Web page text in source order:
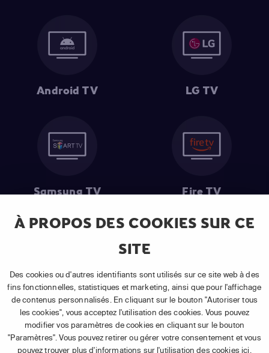
À PROPOS DES COOKIES SUR CE
SITE
Des cookies ou d'autres identifiants sont utilisés sur ce site web à des
fins fonctionnelles, statistiques et marketing, ainsi que pour l'affichage
de contenus personnalisés. En cliquant sur le bouton "Autoriser tous
les cookies", vous acceptez l'utilisation des cookies. Vous pouvez
modifier vos paramètres de cookies en cliquant sur le bouton
"Paramètres". Vous pouvez retirer ou gérer votre consentement et vous
pouvez trouver plus d'informations sur l'utilisation des cookies ici
Android TV LG TV
Samsung TV Fire TV
souscription à un abonnement APP TV Basic.
(2) Prix de l'abonnement : TVA comprise, hors promotion, hors frais
uniques d'activation, hors frais de matériel et hors frais d'installation.
(3) Restart & Replay:Voir toutes les chaînes disposant de cette
fonctionnalité.